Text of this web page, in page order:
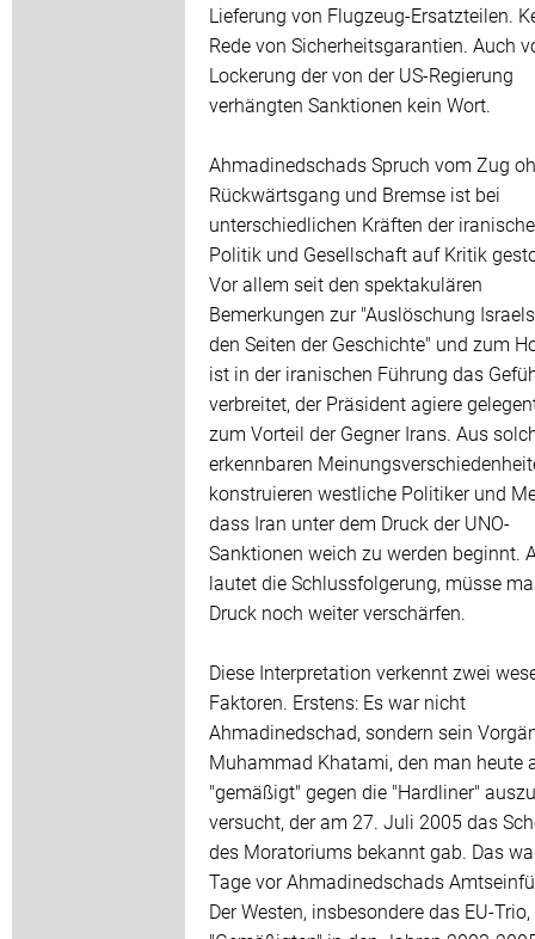
Lieferung von Flugzeug-Ersatzteilen.
Rede von Sicherheitsgarantien. Auch
Lockerung der von der US-Regierung
verhängten Sanktionen kein Wort.
Ahmadinedschads Spruch vom Zug
Rückwärtsgang und Bremse ist bei
unterschiedlichen Kräften der
Politik und Gesellschaft auf Kritik
Vor allem seit den spektakulären
Bemerkungen zur "Auslöschung
den Seiten der Geschichte" und zum
ist in der iranischen Führung das
verbreitet, der Präsident agiere
zum Vorteil der Gegner Irans. Aus
erkennbaren
konstruieren westliche Politiker und
dass Iran unter dem Druck der UNO-
Sanktionen weich zu werden beginnt.
lautet die Schlussfolgerung, müsse
Druck noch weiter verschärfen.
Diese Interpretation verkennt zwei
Faktoren. Erstens: Es war nicht
Ahmadinedschad, sondern sein
Muhammad Khatami, den man heute
"gemäßigt" gegen die "Hardliner"
versucht, der am 27. Juli 2005 das
des Moratoriums bekannt gab. Das
Tage vor Ahmadinedschads
Der Westen, insbesondere das EU-